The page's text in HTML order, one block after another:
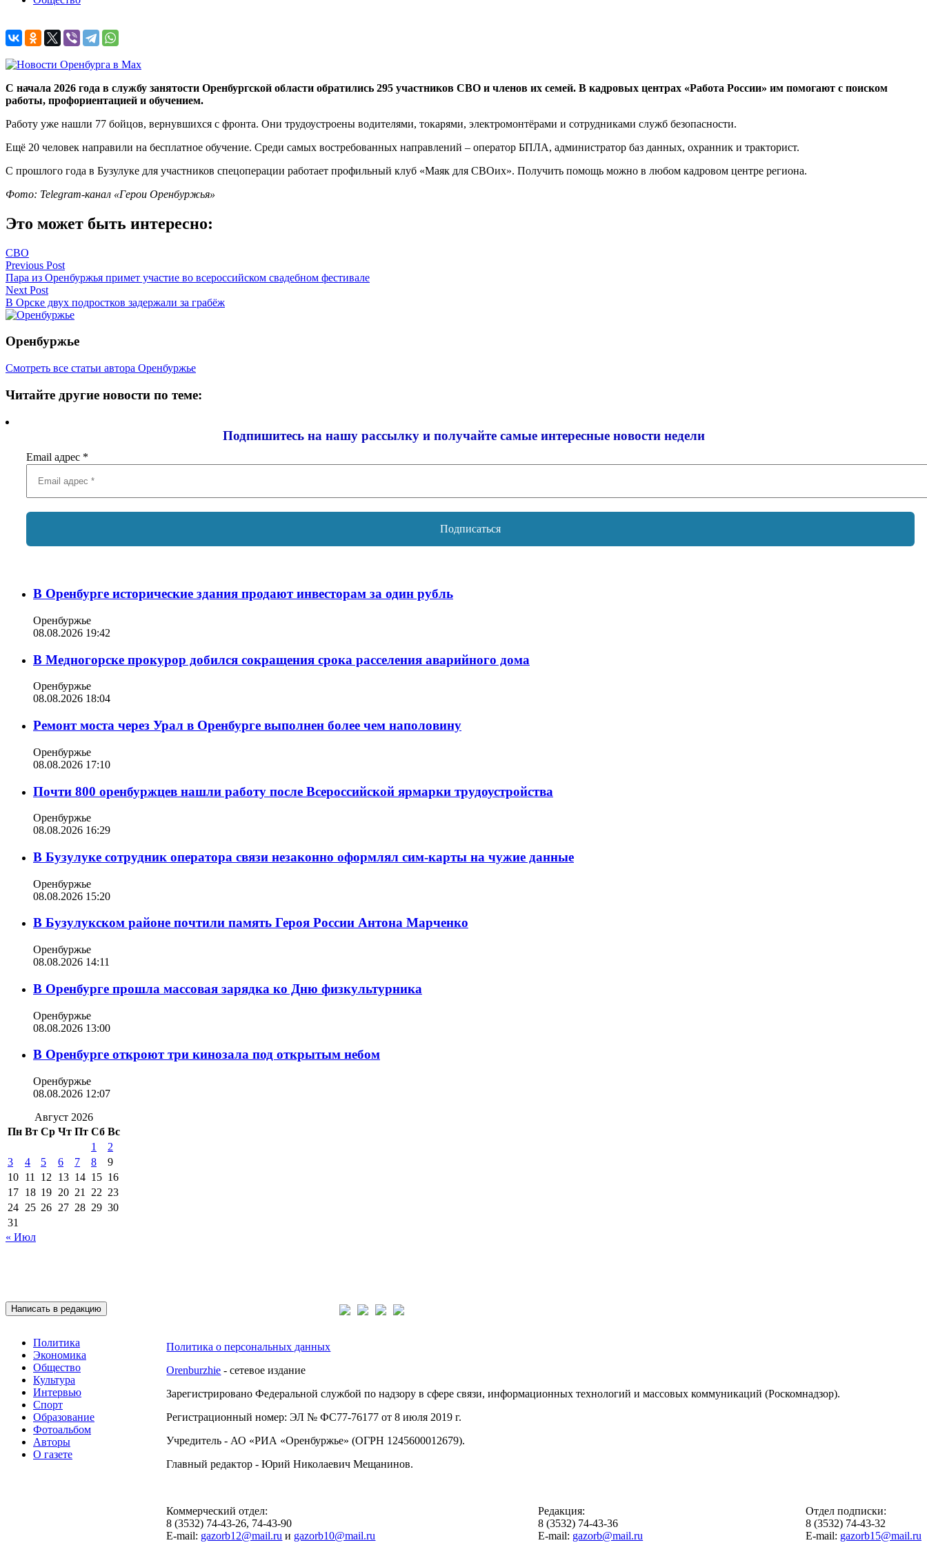
С начала 2026 года в службу занятости Оренбургской области обратились 295 участников СВО и членов их семей. В кадровых центрах «Работа России» им помогают с поиском
работы, профориентацией и обучением.
Работу уже нашли 77 бойцов, вернувшихся с фронта. Они трудоустроены водителями, токарями, электромонтёрами и сотрудниками служб безопасности.
Ещё 20 человек направили на бесплатное обучение. Среди самых востребованных направлений – оператор БПЛА, администратор баз данных, охранник и тракторист.
С прошлого года в Бузулуке для участников спецоперации работает профильный клуб «Маяк для СВОих». Получить помощь можно в любом кадровом центре региона.
Фото: Telegram-канал «Герои Оренбуржья»
Это может быть интересно:
СВО
Навигация
по
записям
Previous Post
Пара из Оренбуржья примет участие во всероссийском свадебном фестивале
Next Post
В Орске двух подростков задержали за грабёж
Оренбуржье
Смотреть все статьи автора Оренбуржье
Читайте другие новости по теме:
Подпишитесь на нашу рассылку и получайте самые интересные новости недели
Email адрес *
В Оренбурге исторические здания продают инвесторам за один рубль
Оренбуржье
08.08.2026 19:42
В Медногорске прокурор добился сокращения срока расселения аварийного дома
Оренбуржье
08.08.2026 18:04
Ремонт моста через Урал в Оренбурге выполнен более чем наполовину
Оренбуржье
08.08.2026 17:10
Почти 800 оренбуржцев нашли работу после Всероссийской ярмарки трудоустройства
Оренбуржье
08.08.2026 16:29
В Бузулуке сотрудник оператора связи незаконно оформлял сим-карты на чужие данные
Оренбуржье
08.08.2026 15:20
В Бузулукском районе почтили память Героя России Антона Марченко
Оренбуржье
08.08.2026 14:11
В Оренбурге прошла массовая зарядка ко Дню физкультурника
Оренбуржье
08.08.2026 13:00
В Оренбурге откроют три кинозала под открытым небом
Оренбуржье
08.08.2026 12:07
Август 2026
Пн Вт Ср Чт Пт Сб Вс
1
2
3
4 5 6 7 8
9
10 11 12 13 14 15 16
17 18 19 20 21 22 23
24 25 26 27 28 29 30
31
« Июл
Написать в редакцию
Политика
Экономика
Общество
Культура
Интервью
Спорт
Образование
Фотоальбом
Авторы
О газете
Политика о персональных данных
Orenburzhie - сетевое издание
Зарегистрировано Федеральной службой по надзору в сфере связи, информационных технологий и массовых коммуникаций (Роскомнадзор).
Регистрационный номер: ЭЛ № ФС77-76177 от 8 июля 2019 г.
Учредитель - АО «РИА «Оренбуржье» (ОГРН 1245600012679).
Главный редактор - Юрий Николаевич Мещанинов.
Коммерческий отдел:
8 (3532) 74-43-26, 74-43-90
E-mail: gazorb12@mail.ru и gazorb10@mail.ru
Редакция:
8 (3532) 74-43-36
E-mail: gazorb@mail.ru
Отдел подписки:
8 (3532) 74-43-32
E-mail: gazorb15@mail.ru